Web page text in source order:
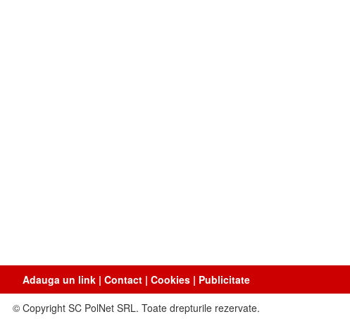
Adauga un link| Contact| Cookies| Publicitate
© Copyright SC PolNet SRL. Toate drepturile rezervate.